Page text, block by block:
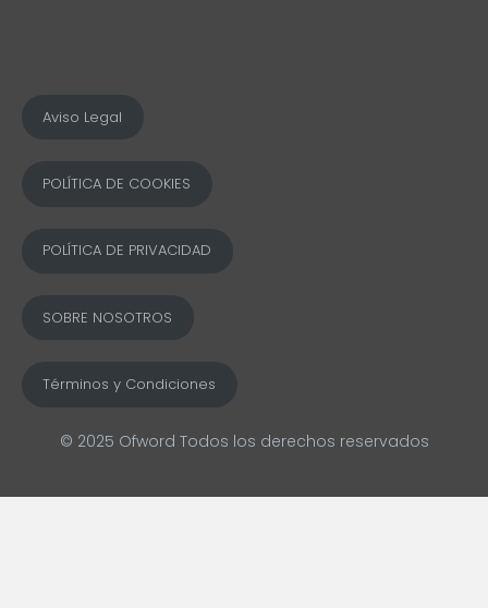
Aviso Legal
POLÍTICA DE COOKIES
POLÍTICA DE PRIVACIDAD
SOBRE NOSOTROS
Términos y Condiciones
© 2025 Ofword Todos los derechos reservados